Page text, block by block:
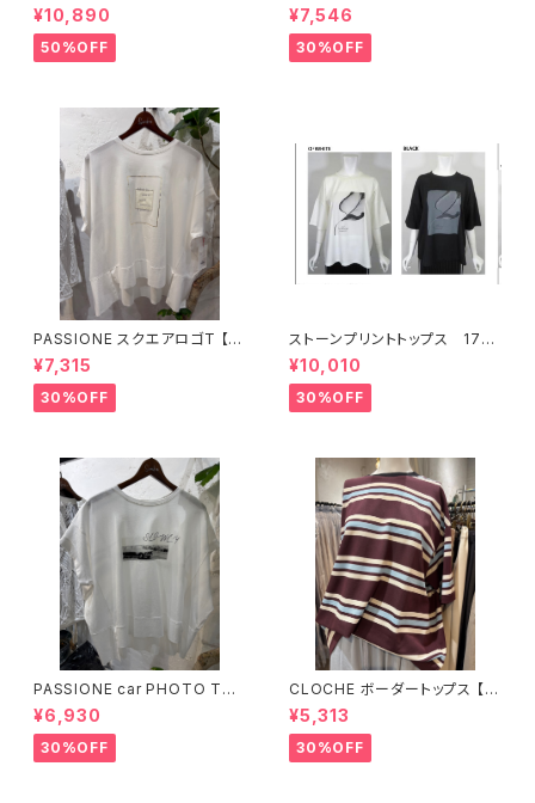
ピンク
¥10,890
50%OFF
プ柄パンツ 【36352581】
¥7,546
30%OFF
PASSIONE スクエアロゴT 【6
26938】
¥7,315
30%OFF
ストーンプリントトップス 176
34
¥10,010
30%OFF
PASSIONE car PHOTO Tシ
ャツ 【626939】
¥6,930
30%OFF
CLOCHE ボーダートップス 【6
12-85776】
¥5,313
30%OFF